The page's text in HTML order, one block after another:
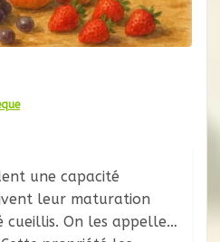
une capacité
leur maturation
cueillis. On les appelle